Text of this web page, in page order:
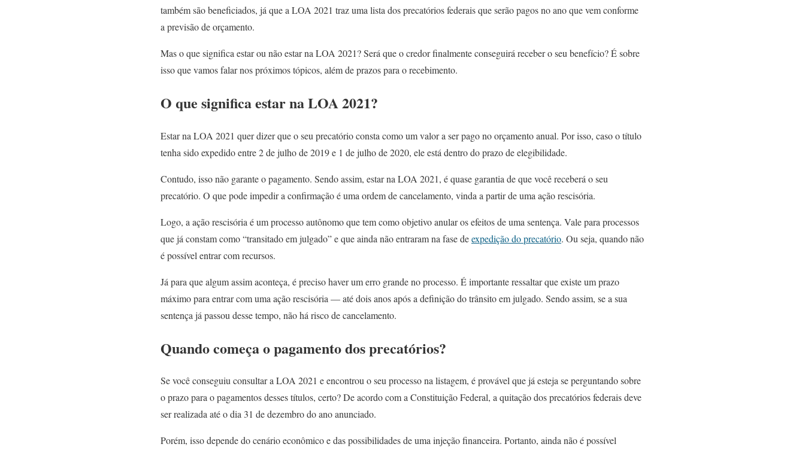
também são beneficiados, já que a LOA 2021 traz uma lista dos precatórios federais que serão pagos no ano que vem conforme
a previsão de orçamento.
Mas o que significa estar ou não estar na LOA 2021? Será que o credor finalmente conseguirá receber o seu benefício? É sobre
isso que vamos falar nos próximos tópicos, além de prazos para o recebimento.
O que significa estar na LOA 2021?
Estar na LOA 2021 quer dizer que o seu precatório consta como um valor a ser pago no orçamento anual. Por isso, caso o título
tenha sido expedido entre 2 de julho de 2019 e 1 de julho de 2020, ele está dentro do prazo de elegibilidade.
Contudo, isso não garante o pagamento. Sendo assim, estar na LOA 2021, é quase garantia de que você receberá o seu
precatório. O que pode impedir a confirmação é uma ordem de cancelamento, vinda a partir de uma ação rescisória.
Logo, a ação rescisória é um processo autônomo que tem como objetivo anular os efeitos de uma sentença. Vale para processos
que já constam como “transitado em julgado” e que ainda não entraram na fase deexpedição do precatório. Ou seja, quando não
é possível entrar com recursos.
Já para que algum assim aconteça, é preciso haver um erro grande no processo. É importante ressaltar que existe um prazo
máximo para entrar com uma ação rescisória — até dois anos após a definição do trânsito em julgado. Sendo assim, se a sua
sentença já passou desse tempo, não há risco de cancelamento.
Quando começa o pagamento dos precatórios?
Se você conseguiu consultar a LOA 2021 e encontrou o seu processo na listagem, é provável que já esteja se perguntando sobre
o prazo para o pagamentos desses títulos, certo? De acordo com a Constituição Federal, a quitação dos precatórios federais deve
ser realizada até o dia 31 de dezembro do ano anunciado.
Porém, isso depende do cenário econômico e das possibilidades de uma injeção financeira. Portanto, ainda não é possível